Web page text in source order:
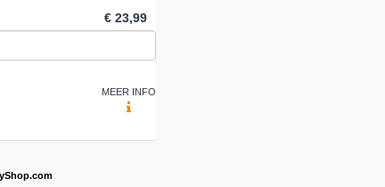
€ 23,99
MEER INFO